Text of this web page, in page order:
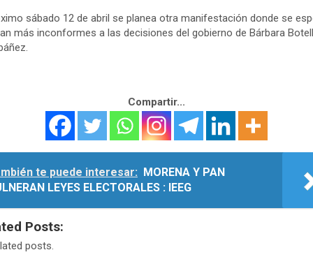
sábado 12 de abril se planea otra manifestación donde se
más inconformes a las decisiones del gobierno de Bárbara
Compartir...
te puede interesar: MORENA Y PAN
LEYES ELECTORALES : IEEG
Posts:
posts.